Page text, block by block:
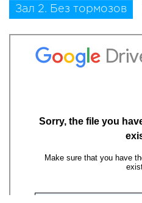
Зал 2. Без тормозов